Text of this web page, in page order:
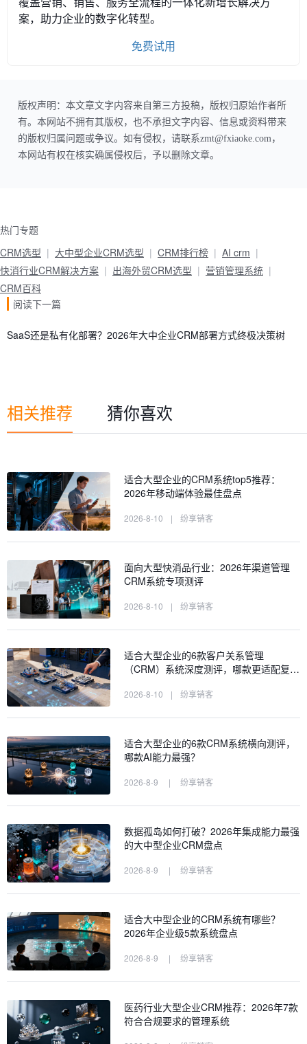
案，助力企业的数字化转型。
免费试用
版权声明：本文章文字内容来自第三方投稿，版权归原始作者所
有。本网站不拥有其版权，也不承担文字内容、信息或资料带来
的版权归属问题或争议。如有侵权，请联系zmt@fxiaoke.com，
本网站有权在核实确属侵权后，予以删除文章。
热门专题
CRM选型
大中型企业CRM选型 CRM排行榜
AI crm
快消行业CRM解决方案
出海外贸CRM选型
营销管理系统
CRM百科
阅读下一篇
SaaS还是私有化部署？2026年大中企业CRM部署方式终极决策树
相关推荐 猜你喜欢
适合大型企业的CRM系统top5推荐：
2026年移动端体验最佳盘点
2026-8-10 | 纷享销客
面向大型快消品行业：2026年渠道管理
CRM系统专项测评
2026-8-10 | 纷享销客
适合大型企业的6款客户关系管理
（CRM）系统深度测评，哪款更适配复…
2026-8-10 | 纷享销客
适合大型企业的6款CRM系统横向测评，
哪款AI能力最强？
2026-8-9 | 纷享销客
数据孤岛如何打破？2026年集成能力最强
的大中型企业CRM盘点
2026-8-9 | 纷享销客
适合大中型企业的CRM系统有哪些？
2026年企业级5款系统盘点
2026-8-9 | 纷享销客
医药行业大型企业CRM推荐：2026年7款
符合合规要求的管理系统